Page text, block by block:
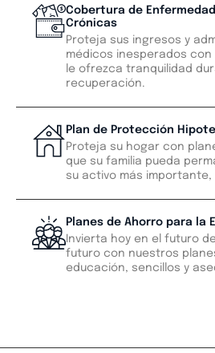
Cobertura de
Crónicas
Proteja sus ingresos y
médicos inesperados
le ofrezca tranquilidad
recuperación.
Plan de Protección
Proteja su hogar con
que su familia pueda
su activo más importante,
Planes de Ahorro para la
Invierta hoy en el futuro
futuro con nuestros
educación, sencillos y